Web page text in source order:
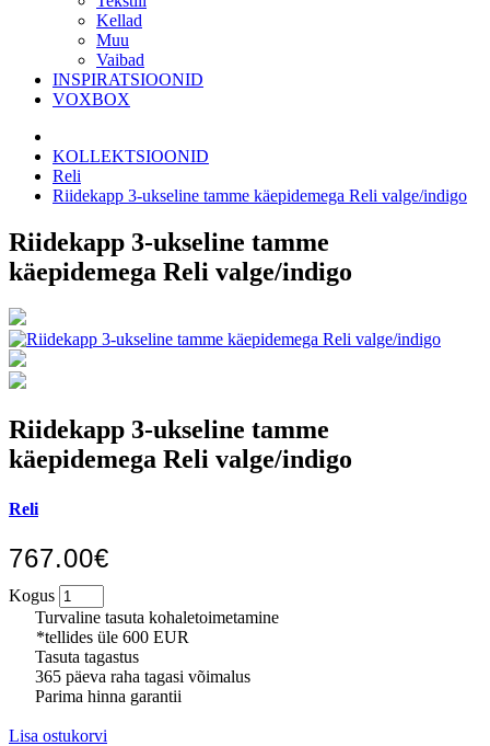
Kellad
Muu
Vaibad
INSPIRATSIOONID
VOXBOX
KOLLEKTSIOONID
Reli
Riidekapp 3-ukseline tamme käepidemega Reli valge/indigo
Riidekapp 3-ukseline tamme
käepidemega Reli valge/indigo
Riidekapp 3-ukseline tamme
käepidemega Reli valge/indigo
Reli
767.00€
Kogus
Turvaline tasuta kohaletoimetamine
*tellides üle 600 EUR
Tasuta tagastus
365 päeva raha tagasi võimalus
Parima hinna garantii
Lisa ostukorvi